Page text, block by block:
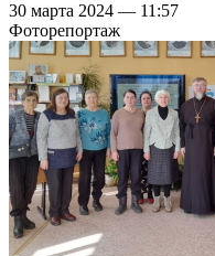
30 марта 2024 — 11:57
Фоторепортаж